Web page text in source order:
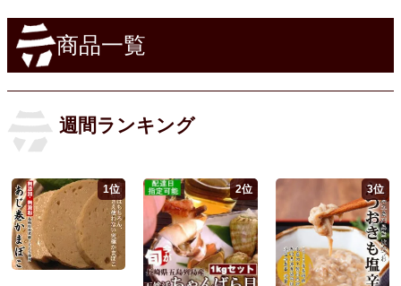
商品一覧
週間ランキング
1位 2位 3位